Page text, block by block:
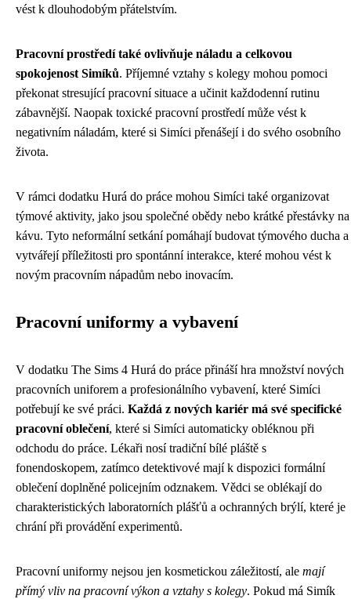
vést k dlouhodobým přátelstvím.
Pracovní prostředí také ovlivňuje náladu a celkovou
spokojenost Simíků. Příjemné vztahy s kolegy mohou pomoci
překonat stresující pracovní situace a učinit každodenní rutinu
zábavnější. Naopak toxické pracovní prostředí může vést k
negativním náladám, které si Simíci přenášejí i do svého osobního
života.
V rámci dodatku Hurá do práce mohou Simíci také organizovat
týmové aktivity, jako jsou společné obědy nebo krátké přestávky na
kávu. Tyto neformální setkání pomáhají budovat týmového ducha a
vytvářejí příležitosti pro spontánní interakce, které mohou vést k
novým pracovním nápadům nebo inovacím.
Pracovní uniformy a vybavení
V dodatku The Sims 4 Hurá do práce přináší hra množství nových
pracovních uniforem a profesionálního vybavení, které Simíci
potřebují ke své práci. Každá z nových kariér má své specifické
pracovní oblečení, které si Simíci automaticky obléknou při
odchodu do práce. Lékaři nosí tradiční bílé pláště s
fonendoskopem, zatímco detektivové mají k dispozici formální
oblečení doplněné policejním odznakem. Vědci se oblékají do
charakteristických laboratorních plášťů a ochranných brýlí, které je
chrání při provádění experimentů.
Pracovní uniformy nejsou jen kosmetickou záležitostí, ale mají
přímý vliv na pracovní výkon a vztahy s kolegy. Pokud má Simík